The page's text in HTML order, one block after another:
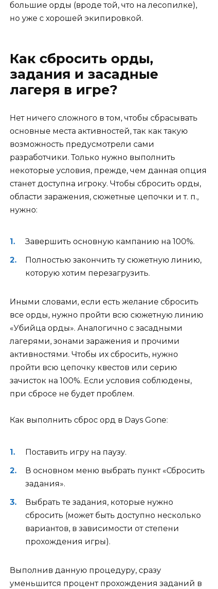
большие орды (вроде той, что на лесопилке),
но уже с хорошей экипировкой.
Как сбросить орды,
задания и засадные
лагеря в игре?
Нет ничего сложного в том, чтобы сбрасывать
основные места активностей, так как такую
возможность предусмотрели сами
разработчики. Только нужно выполнить
некоторые условия, прежде, чем данная опция
станет доступна игроку. Чтобы сбросить орды,
области заражения, сюжетные цепочки и т. п.,
нужно:
Завершить основную кампанию на 100%.
Полностью закончить ту сюжетную линию,
которую хотим перезагрузить.
Иными словами, если есть желание сбросить
все орды, нужно пройти всю сюжетную линию
«Убийца орды». Аналогично с засадными
лагерями, зонами заражения и прочими
активностями. Чтобы их сбросить, нужно
пройти всю цепочку квестов или серию
зачисток на 100%. Если условия соблюдены,
при сбросе не будет проблем.
Как выполнить сброс орд в Days Gone:
Поставить игру на паузу.
В основном меню выбрать пункт «Сбросить
задания».
Выбрать те задания, которые нужно
сбросить (может быть доступно несколько
вариантов, в зависимости от степени
прохождения игры).
Выполнив данную процедуру, сразу
уменьшится процент прохождения заданий в